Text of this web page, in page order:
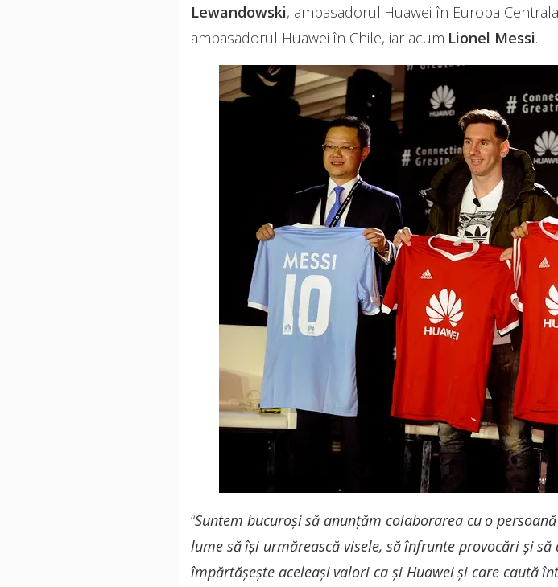
Lewandowski, ambasadorul Huawei în Europa
ambasadorul Huawei în Chile, iar acum Lionel Messi.
“Suntem bucuroși să anunțăm colaborarea cu o
lume să își urmărească visele, să înfrunte provocări și
împărtășește aceleași valori ca și Huawei și care caută